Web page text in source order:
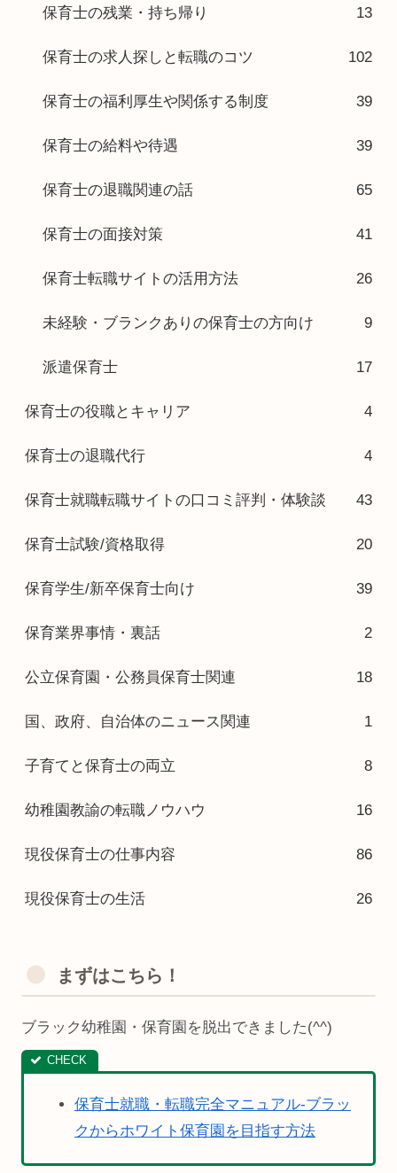
保育士の残業・持ち帰り 13
保育士の求人探しと転職のコツ 102
保育士の福利厚生や関係する制度 39
保育士の給料や待遇 39
保育士の退職関連の話 65
保育士の面接対策 41
保育士転職サイトの活用方法 26
未経験・ブランクありの保育士の方向け 9
派遣保育士 17
保育士の役職とキャリア 4
保育士の退職代行 4
保育士就職転職サイトの口コミ評判・体験談 43
保育士試験/資格取得 20
保育学生/新卒保育士向け 39
保育業界事情・裏話 2
公立保育園・公務員保育士関連 18
国、政府、自治体のニュース関連 1
子育てと保育士の両立 8
幼稚園教諭の転職ノウハウ 16
現役保育士の仕事内容 86
現役保育士の生活 26
まずはこちら！
ブラック幼稚園・保育園を脱出できました(^^)
保育士就職・転職完全マニュアル-ブラッ
クからホワイト保育園を目指す方法